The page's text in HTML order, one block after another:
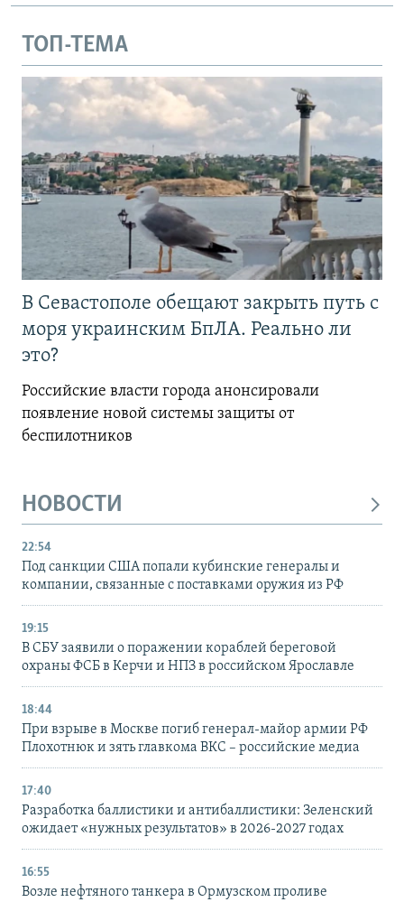
ТОП-ТЕМА
В Севастополе обещают закрыть путь с
моря украинским БпЛА. Реально ли
это?
Российские власти города анонсировали
появление новой системы защиты от
беспилотников
НОВОСТИ
22:54
Под санкции США попали кубинские генералы и
компании, связанные с поставками оружия из РФ
19:15
В СБУ заявили о поражении кораблей береговой
охраны ФСБ в Керчи и НПЗ в российском Ярославле
18:44
При взрыве в Москве погиб генерал-майор армии РФ
Плохотнюк и зять главкома ВКС – российские медиа
17:40
Разработка баллистики и антибаллистики: Зеленский
ожидает «нужных результатов» в 2026-2027 годах
16:55
Возле нефтяного танкера в Ормузском проливе